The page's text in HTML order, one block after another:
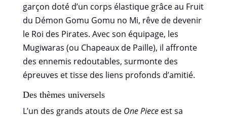
garçon doté d’un corps élastique grâce au Fruit
du Démon Gomu Gomu no Mi, rêve de devenir
le Roi des Pirates. Avec son équipage, les
Mugiwaras (ou Chapeaux de Paille), il affronte
des ennemis redoutables, surmonte des
épreuves et tisse des liens profonds d’amitié.
Des thèmes universels
L’un des grands atouts de One Pieceest sa